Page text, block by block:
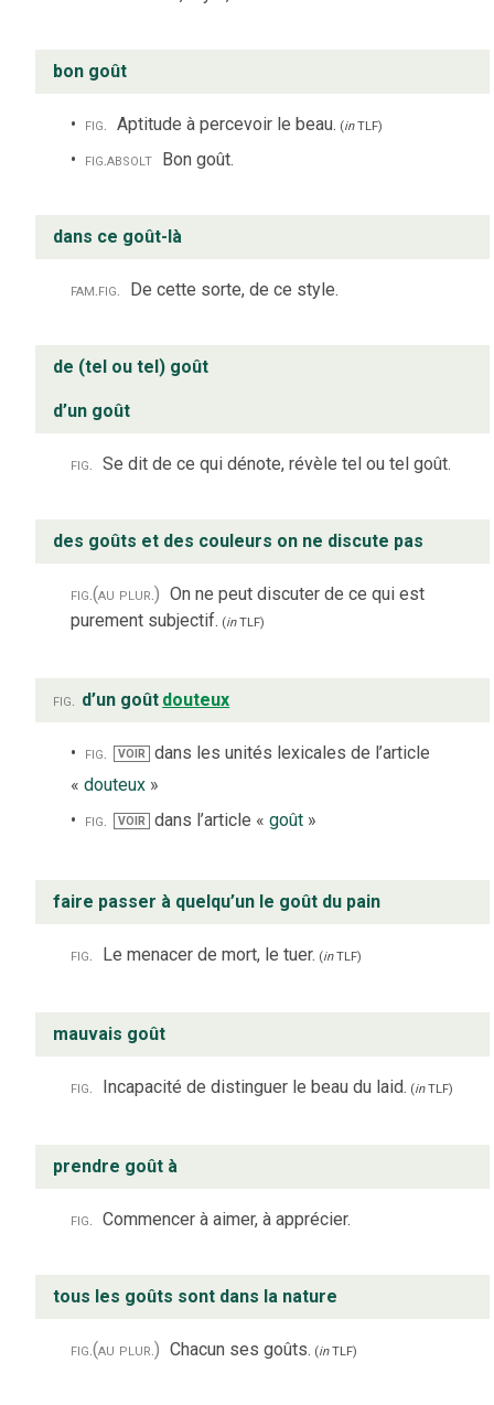
bon goût
fig. Aptitude à percevoir le beau. (inTLF)
fig.absolt Bon goût.
dans ce goût-là
fam.fig. De cette sorte, de ce style.
de (tel ou tel) goût
d’un goût
fig. Se dit de ce qui dénote, révèle tel ou tel goût.
des goûts et des couleurs on ne discute pas
fig.(au plur.) On ne peut discuter de ce qui est
purement subjectif. (inTLF)
fig. d’un goût douteux
fig. VOIR dans les unités lexicales de l’article
« douteux »
fig.
VOIR dans l’article « goût»
faire passer à quelqu’un le goût du pain
fig. Le menacer de mort, le tuer. (inTLF)
mauvais goût
fig. Incapacité de distinguer le beau du laid. (inTLF)
prendre goût à
fig. Commencer à aimer, à apprécier.
tous les goûts sont dans la nature
fig. (au plur.) Chacun ses goûts. (inTLF)